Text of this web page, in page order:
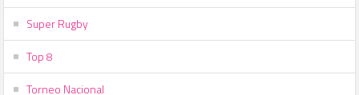
Super Rugby
Top 8
Torneo Nacional